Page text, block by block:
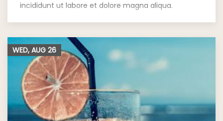
incididunt ut labore et dolore magna aliqua.
WED, AUG 26